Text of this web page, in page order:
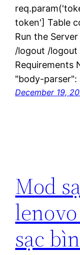
token'] Table
Run the
/logout /logout
Requirements
"body-parser":
December 19,
Mod
sạc